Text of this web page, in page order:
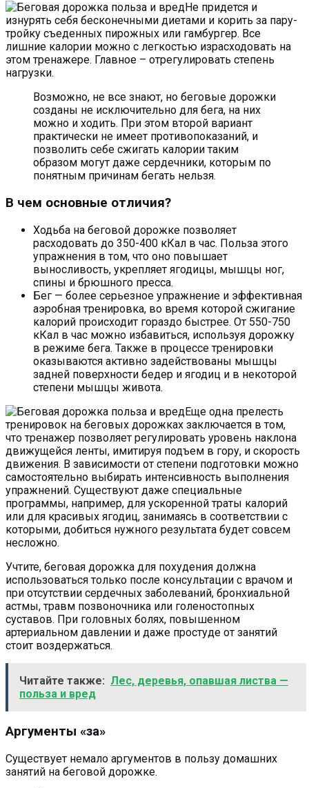
Не придется и
изнурять себя бесконечными диетами и корить за пару-
тройку съеденных пирожных или гамбургер. Все
лишние калории можно с легкостью израсходовать на
этом тренажере. Главное – отрегулировать степень
нагрузки.
Возможно, не все знают, но беговые дорожки
созданы не исключительно для бега, на них
можно и ходить. При этом второй вариант
практически не имеет противопоказаний, и
позволить себе сжигать калории таким
образом могут даже сердечники, которым по
понятным причинам бегать нельзя.
В чем основные отличия?
Ходьба на беговой дорожке позволяет
расходовать до 350-400 кКал в час. Польза этого
упражнения в том, что оно повышает
выносливость, укрепляет ягодицы, мышцы ног,
спины и брюшного пресса.
Бег — более серьезное упражнение и эффективная
аэробная тренировка, во время которой сжигание
калорий происходит гораздо быстрее. От 550-750
кКал в час можно избавиться, используя дорожку
в режиме бега. Также в процессе тренировки
оказываются активно задействованы мышцы
задней поверхности бедер и ягодиц и в некоторой
степени мышцы живота.
Еще одна прелесть
тренировок на беговых дорожках заключается в том,
что тренажер позволяет регулировать уровень наклона
движущейся ленты, имитируя подъем в гору, и скорость
движения. В зависимости от степени подготовки можно
самостоятельно выбирать интенсивность выполнения
упражнений. Существуют даже специальные
программы, например, для ускоренной траты калорий
или для красивых ягодиц, занимаясь в соответствии с
которыми, добиться нужного результата будет совсем
несложно.
Учтите, беговая дорожка для похудения должна
использоваться только после консультации с врачом и
при отсутствии сердечных заболеваний, бронхиальной
астмы, травм позвоночника или голеностопных
суставов. При головных болях, повышенном
артериальном давлении и даже простуде от занятий
стоит воздержаться.
Читайте также: Лес, деревья, опавшая листва —
польза и вред
Аргументы «за»
Существует немало аргументов в пользу домашних
занятий на беговой дорожке.